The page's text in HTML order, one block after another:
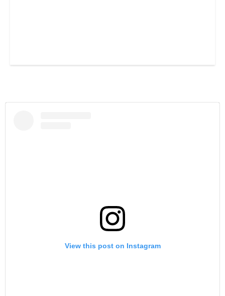
View this post on Instagram